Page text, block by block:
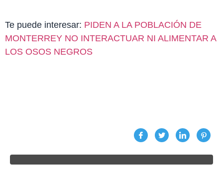
Te puede interesar: PIDEN A LA POBLACIÓN DE
MONTERREY NO INTERACTUAR NI ALIMENTAR A
LOS OSOS NEGROS